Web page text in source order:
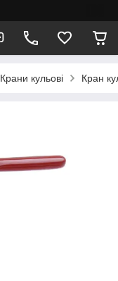
Крани кульові Кран